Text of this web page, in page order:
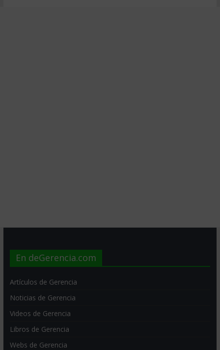
En deGerencia.com
Artículos de Gerencia
Noticias de Gerencia
Videos de Gerencia
Libros de Gerencia
Webs de Gerencia